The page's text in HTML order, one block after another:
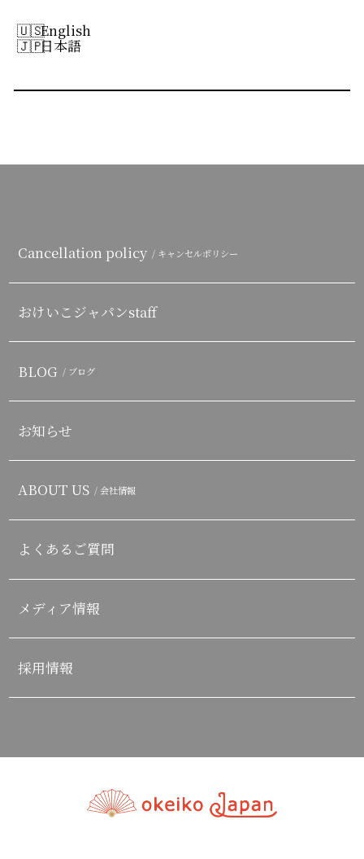
English
日本語
Cancellation policy / キャンセルポリシー
おけいこジャパンstaff
BLOG / ブログ
お知らせ
ABOUT US / 会社情報
よくあるご質問
メディア情報
採用情報